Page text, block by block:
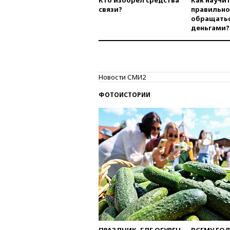
связи?
правильно
деньгами?
Новости СМИ2
ФОТОИСТОРИИ